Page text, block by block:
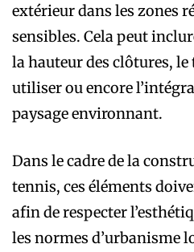
extérieur dans les zones
sensibles. Cela peut
la hauteur des clôtures,
utiliser ou encore
paysage environnant.
Dans le cadre de la
tennis, ces éléments
afin de respecter
les normes d’urbanisme